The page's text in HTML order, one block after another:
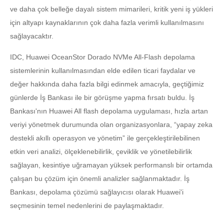
ve daha çok belleğe dayalı sistem mimarileri, kritik yeni iş yükleri
için altyapı kaynaklarının çok daha fazla verimli kullanılmasını
sağlayacaktır.
IDC, Huawei OceanStor Dorado NVMe All-Flash depolama
sistemlerinin kullanılmasından elde edilen ticari faydalar ve
değer hakkında daha fazla bilgi edinmek amacıyla, geçtiğimiz
günlerde İş Bankası ile bir görüşme yapma fırsatı buldu. İş
Bankası'nın Huawei All flash depolama uygulaması, hızla artan
veriyi yönetmek durumunda olan organizasyonlara, “yapay zeka
destekli akıllı operasyon ve yönetim” ile gerçekleştirilebilinen
etkin veri analizi, ölçeklenebilirlik, çeviklik ve yönetilebilirlik
sağlayan, kesintiye uğramayan yüksek performanslı bir ortamda
çalışan bu çözüm için önemli analizler sağlanmaktadır. İş
Bankası, depolama çözümü sağlayıcısı olarak Huawei'i
seçmesinin temel nedenlerini de paylaşmaktadır.